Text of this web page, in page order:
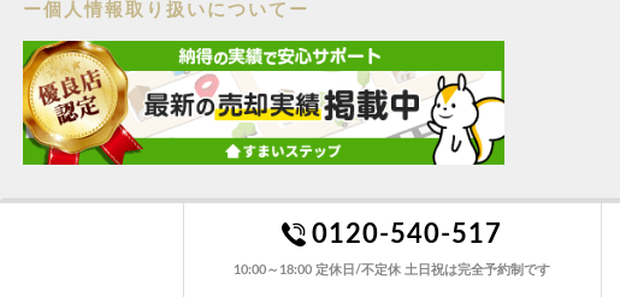
0120-540-517
10:00～18:00 定休日/不定休 土日祝は完全予約制です
ー個人情報取り扱いについてー